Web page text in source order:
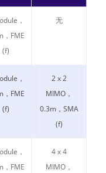
，
，FME
(f)
无
，
，FME
(f)
2 x 2
MIMO，
0.3m，SMA
(f)
，
，FME
4 x 4
MIMO，